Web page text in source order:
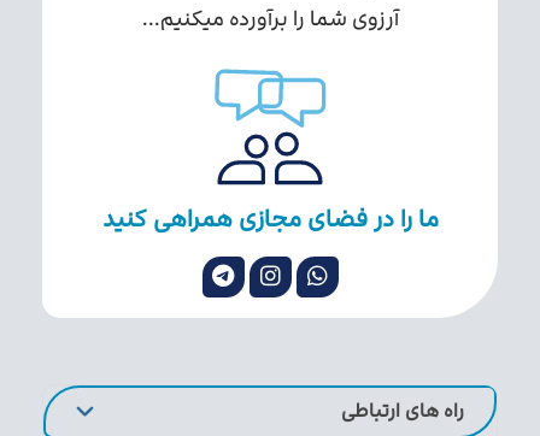
آرزوی شما را برآورده میکنیم...
ما را در فضای مجازی همراهی کنید
راه های ارتباطی